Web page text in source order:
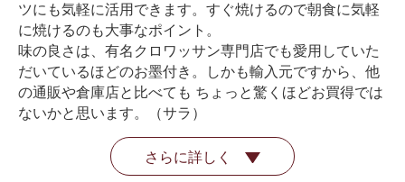
ツにも気軽に活用できます。すぐ焼けるので朝食に気軽
に焼けるのも大事なポイント。
味の良さは、有名クロワッサン専門店でも愛用していた
だいているほどのお墨付き。しかも輸入元ですから、他
の通販や倉庫店と比べても ちょっと驚くほどお買得では
ないかと思います。（サラ）
さらに詳しく